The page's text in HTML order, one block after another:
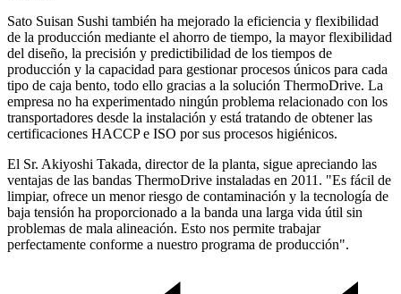
Sato Suisan Sushi también ha mejorado la eficiencia y flexibilidad
de la producción mediante el ahorro de tiempo, la mayor flexibilidad
del diseño, la precisión y predictibilidad de los tiempos de
producción y la capacidad para gestionar procesos únicos para cada
tipo de caja bento, todo ello gracias a la solución ThermoDrive. La
empresa no ha experimentado ningún problema relacionado con los
transportadores desde la instalación y está tratando de obtener las
certificaciones HACCP e ISO por sus procesos higiénicos.
El Sr. Akiyoshi Takada, director de la planta, sigue apreciando las
ventajas de las bandas ThermoDrive instaladas en 2011. "Es fácil de
limpiar, ofrece un menor riesgo de contaminación y la tecnología de
baja tensión ha proporcionado a la banda una larga vida útil sin
problemas de mala alineación. Esto nos permite trabajar
perfectamente conforme a nuestro programa de producción".